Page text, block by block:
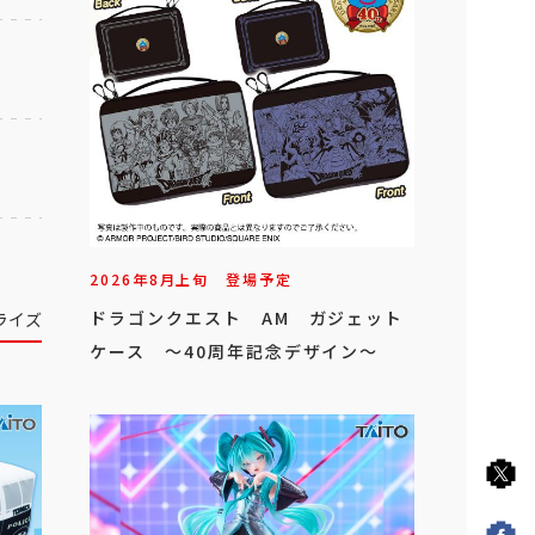
イズ
2026年8月上旬 登場予定
ドラゴンクエスト AM ガジェット
ケース ～40周年記念デザイン～